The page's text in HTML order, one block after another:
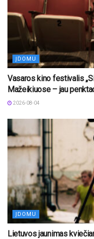
ĮDOMU
Vasaros kino festivalis
Mažeikiuose – jau
2026-08-04
ĮDOMU
Lietuvos jaunimas